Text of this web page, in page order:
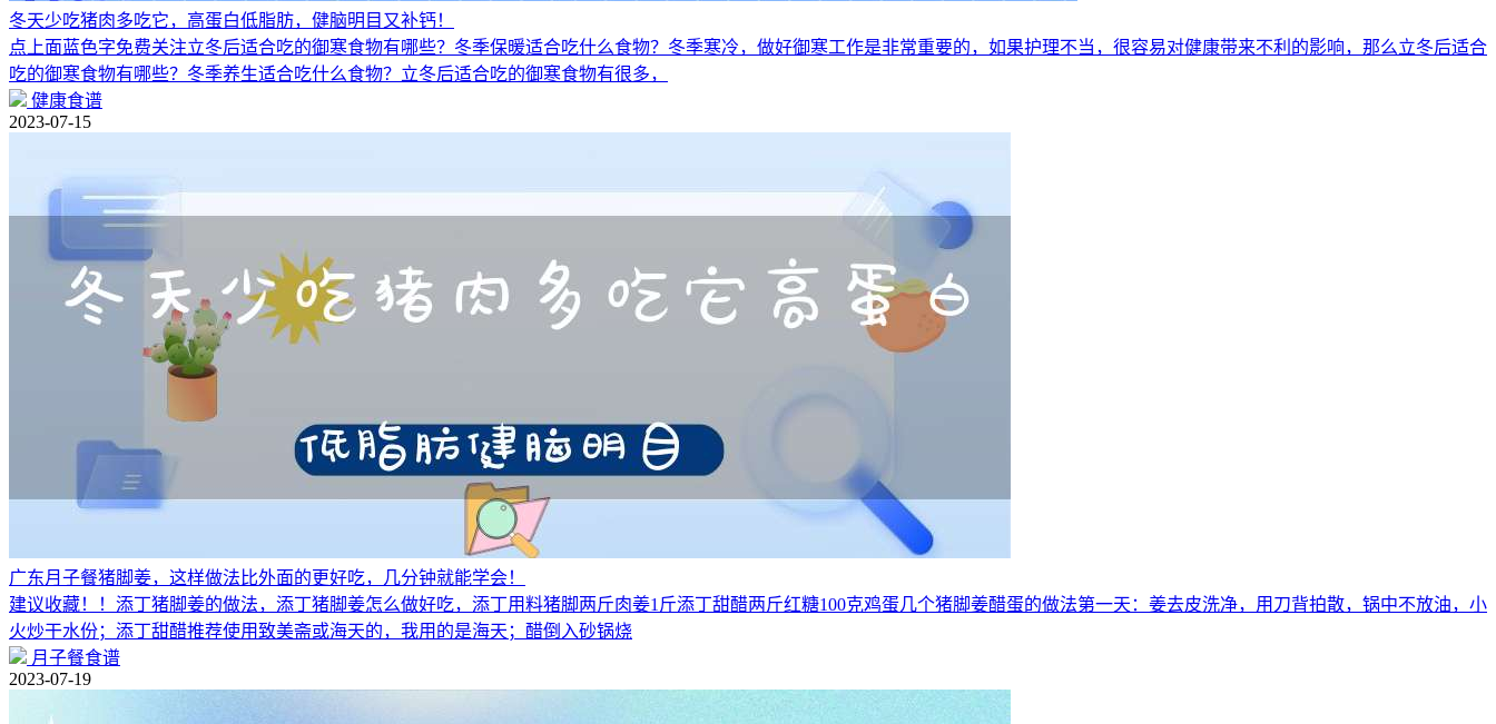
冬天少吃猪肉多吃它，高蛋白低脂肪，健脑明目又补钙！
点上面蓝色字免费关注立冬后适合吃的御寒食物有哪些？冬季保暖适合吃什么食物？冬季寒冷，做好御寒工作是非常重要的，如果护理不当，很容易对健康带来不利的影响，那么立冬后适合
吃的御寒食物有哪些？冬季养生适合吃什么食物？立冬后适合吃的御寒食物有很多，
健康食谱
2023-07-15
广东月子餐猪脚姜，这样做法比外面的更好吃，几分钟就能学会！
建议收藏！！添丁猪脚姜的做法，添丁猪脚姜怎么做好吃，添丁用料猪脚两斤肉姜1斤添丁甜醋两斤红糖100克鸡蛋几个猪脚姜醋蛋的做法第一天：姜去皮洗净，用刀背拍散，锅中不放油，小
火炒干水份；添丁甜醋推荐使用致美斋或海天的，我用的是海天；醋倒入砂锅烧
月子餐食谱
2023-07-19